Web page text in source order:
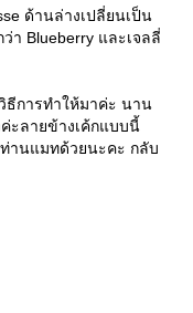
ด้านล่างเปลี่ยนเป็น
า Blueberry และเจลลี่
ธีการทำให้มาค่ะ นาน
ะลายข้างเค้กแบบนี้
านแมทด้วยนะคะ กลับ